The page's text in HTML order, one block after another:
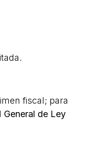
fiscal; para
General de Ley